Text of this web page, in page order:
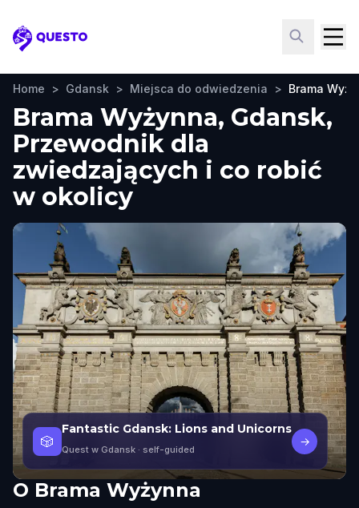
Questo
Home > Gdansk > Miejsca do odwiedzenia > Brama
Brama Wyżynna, Gdansk,
Przewodnik dla
zwiedzających i co robić
w okolicy
🎲
Fantastic Gdansk: Lions and Unicorns
Quest w Gdansk · self-guided
→
O Brama Wyżynna